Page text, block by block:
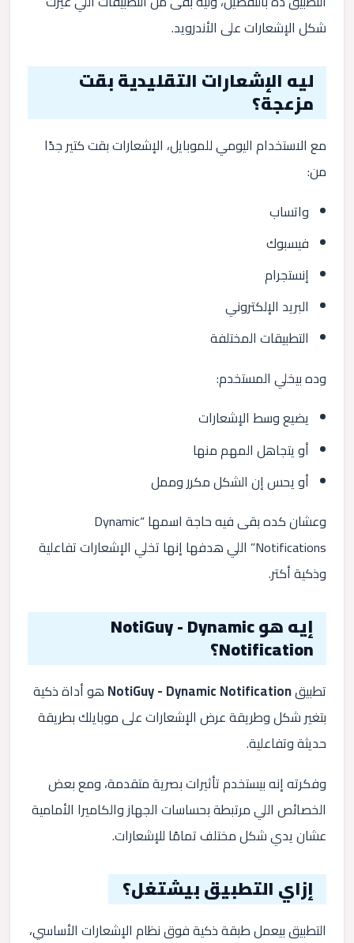
شكل الإشعارات على الأندرويد.
ليه الإشعارات التقليدية بقت
مزعجة؟
مع الاستخدام اليومي للموبايل، الإشعارات بقت كتير جدًا
من:
واتساب
فيسبوك
إنستجرام
البريد الإلكتروني
التطبيقات المختلفة
وده بيخلي المستخدم:
يضيع وسط الإشعارات
أو يتجاهل المهم منها
أو يحس إن الشكل مكرر وممل
وعشان كده بقى فيه حاجة اسمها “Dynamic
Notifications” اللي هدفها إنها تخلي الإشعارات تفاعلية
وذكية أكتر.
إيه هو NotiGuy - Dynamic
Notification؟
تطبيقNotiGuy - Dynamic Notification هو أداة ذكية
بتغير شكل وطريقة عرض الإشعارات على موبايلك بطريقة
حديثة وتفاعلية.
وفكرته إنه بيستخدم تأثيرات بصرية متقدمة، ومع بعض
الخصائص اللي مرتبطة بحساسات الجهاز والكاميرا الأمامية
عشان يدي شكل مختلف تمامًا للإشعارات.
إزاي التطبيق بيشتغل؟
التطبيق بيعمل طبقة ذكية فوق نظام الإشعارات الأساسي،